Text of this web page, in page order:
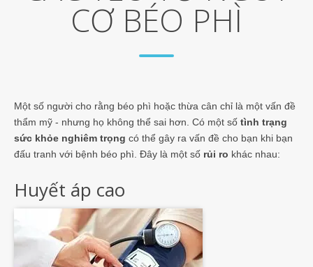
CƠ BÉO PHÌ
Một số người cho rằng béo phì hoặc thừa cân chỉ là một vấn đề
thẩm mỹ - nhưng họ không thể sai hơn. Có một số tình trạng
sức khỏe nghiêm trọng có thể gây ra vấn đề cho bạn khi bạn
đấu tranh với bệnh béo phì. Đây là một số rủi ro khác nhau:
Huyết áp cao